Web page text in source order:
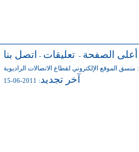
أعلى الصفحة - تعليقات - اتصل بنا
: منسق الموقع الإلكتروني لقطاع الاتصالات الراديوية
آخر تجديد: 2011-06-15